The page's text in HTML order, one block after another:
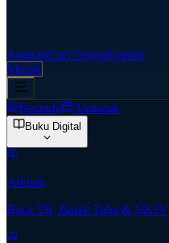
AspirasiCari GerejaKontak
Masuk
Beranda Almanak
Buku Digital
Alkitab
Baca TB, Batak Toba & NKJV